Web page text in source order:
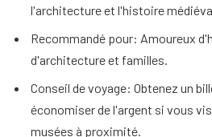
l'architecture et l'histoire
Recommandé pour: Amoureux
d'architecture et familles.
Conseil de voyage: Obtenez un
économiser de l'argent si vous
musées à proximité.